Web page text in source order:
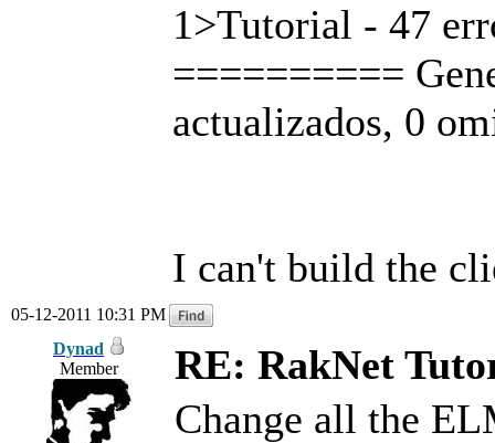
1>Tutorial - 47
==========
actualizados, 0
I can't build the
05-12-2011 10:31 PM
Dynad
Member
RE: RakNet
Change all the